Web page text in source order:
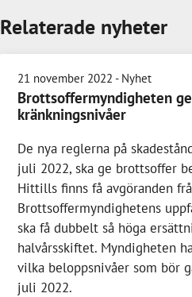
Relaterade nyheter
21 november 2022 - Nyhet
Brottsoffermyndigheten
kränkningsnivåer
De nya reglerna på
juli 2022, ska ge brottsoffer
Hittills finns få avgöranden
Brottsoffermyndighetens
ska få dubbelt så höga
halvårsskiftet. Myndigheten
vilka beloppsnivåer som bör
juli 2022.